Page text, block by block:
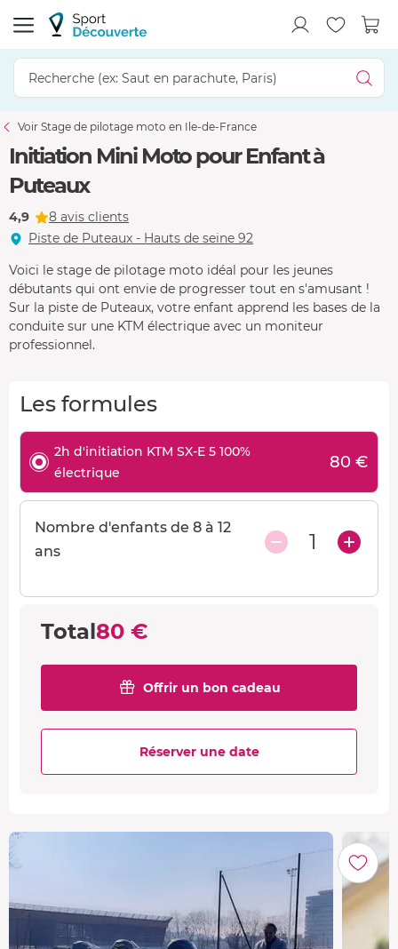
Voir Stage de pilotage moto en Ile-de-France
Initiation Mini Moto pour Enfant à
Puteaux
4,9
8 avis clients
Piste de Puteaux - Hauts de seine 92
Voici le stage de pilotage moto idéal pour les jeunes
débutants qui ont envie de progresser tout en s'amusant !
Sur la piste de Puteaux, votre enfant apprend les bases de la
conduite sur une KTM électrique avec un moniteur
professionnel.
Les formules
2h d'initiation KTM SX-E 5 100%
électrique
80 €
Nombre d'enfants de 8 à 12
ans
1
Total80 €
Offrir un bon cadeau
Réserver une date